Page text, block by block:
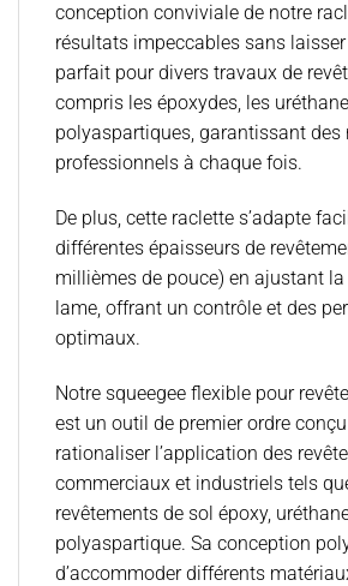
conception conviviale de notre
résultats impeccables sans
parfait pour divers travaux de
compris les époxydes, les
polyaspartiques, garantissant des
professionnels à chaque fois.
De plus, cette raclette s’adapte
différentes épaisseurs de
millièmes de pouce) en ajustant
lame, offrant un contrôle et des
optimaux.
Notre squeegee flexible pour
est un outil de premier ordre
rationaliser l’application des
commerciaux et industriels tels
revêtements de sol époxy,
polyaspartique. Sa conception
d’accommoder différents